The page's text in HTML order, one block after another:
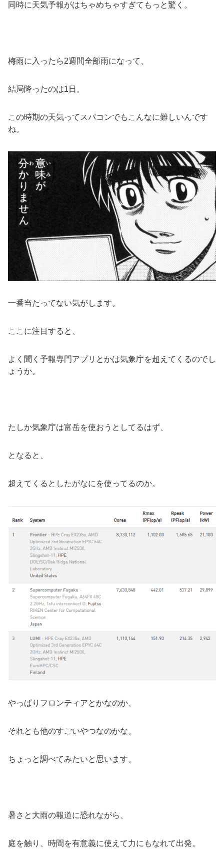
同時に天気予報がはちゃめちゃすぎてもっと驚く。
梅雨に入ったら2週間全部雨になって、
結局降ったのは1日。
この時期の天気ってスパコンでもこんなに難しいんです
ね。
一番当たってない気がします。
ここに注目すると、
よく聞く予報専門アプリとかは気象庁を超えてくるのでし
ょうか。
たしか気象庁は富岳を使おうとしてるはず、
となると、
超えてくるとしたがなにを使ってるのか。
やっぱりフロンティアとかなのか、
それとも他のすごいやつなのかな。
ちょっと調べてみたいと思います。
暑さと大雨の報道に恐れながら、
庭を触り、時間を有意義に使えて力にもなれて出発。